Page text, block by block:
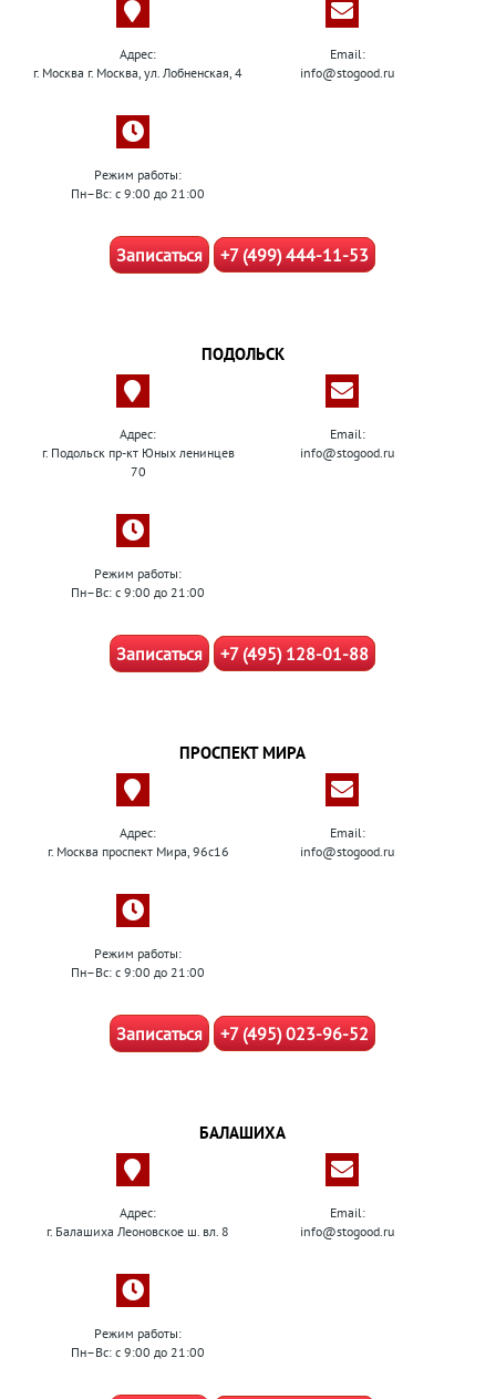
Адрес:
г. Москва г. Москва, ул. Лобненская, 4
Email:
info@stogood.ru
Режим работы:
Пн–Вс: с 9:00 до 21:00
Записаться +7 (499) 444-11-53
ПОДОЛЬСК
Адрес:
г. Подольск пр-кт Юных ленинцев
70
Email:
info@stogood.ru
Режим работы:
Пн–Вс: с 9:00 до 21:00
Записаться +7 (495) 128-01-88
ПРОСПЕКТ МИРА
Адрес:
г. Москва проспект Мира, 96с16
Email:
info@stogood.ru
Режим работы:
Пн–Вс: с 9:00 до 21:00
Записаться +7 (495) 023-96-52
БАЛАШИХА
Адрес:
г. Балашиха Леоновское ш. вл. 8
Email:
info@stogood.ru
Режим работы:
Пн–Вс: с 9:00 до 21:00